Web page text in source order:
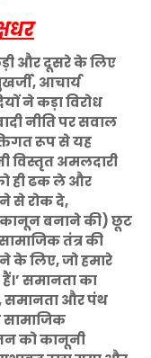
और दूसरे के लिए
आचार्य
ने कड़ा विरोध
नीति पर सवाल
रूप से यह
विस्तृत अमलदारी
ही ढक ले और
से रोक दे,
बनाने की) छूट
तंत्र की
लिए, जो हमारे
समानता का
समानता और पंथ
सामाजिक
को कानूनी